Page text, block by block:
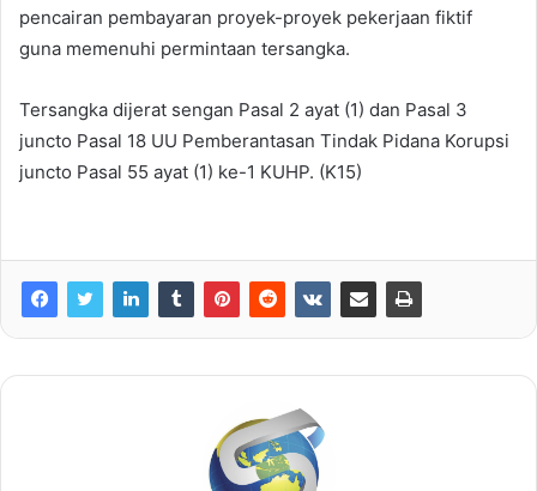
pencairan pembayaran proyek-proyek pekerjaan fiktif
guna memenuhi permintaan tersangka.
Tersangka dijerat sengan Pasal 2 ayat (1) dan Pasal 3
juncto Pasal 18 UU Pemberantasan Tindak Pidana Korupsi
juncto Pasal 55 ayat (1) ke-1 KUHP. (K15)